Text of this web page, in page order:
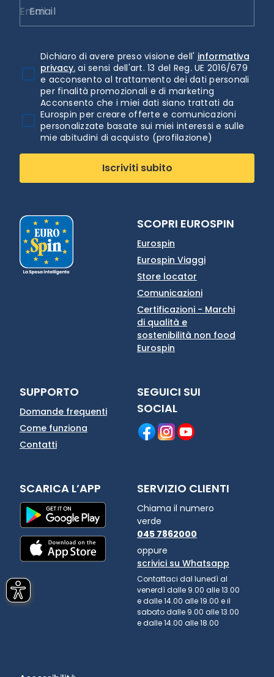
Email
Dichiaro di avere preso visione dell' informativa
privacy. ai sensi dell'art. 13 del Reg. UE 2016/679
e acconsento al trattamento dei dati personali
per finalità promozionali e di marketing
Acconsento che i miei dati siano trattati da
Eurospin per creare offerte e comunicazioni
personalizzate basate sui miei interessi e sulle
mie abitudini di acquisto (profilazione)
Iscriviti subito
SCOPRI EUROSPIN
Eurospin
Eurospin Viaggi
Store locator
Comunicazioni
Certificazioni - Marchi
di qualità e
sostenibilità non food
Eurospin
SUPPORTO
Domande frequenti
Come funziona
Contatti
SEGUICI SUI
SOCIAL
SCARICA L’APP SERVIZIO CLIENTI
Chiama il numero
verde
045 7862000
oppure
scrivici su Whatsapp
Contattaci dal lunedì al
venerdì dalle 9.00 alle 13.00
e dalle 14.00 alle 19.00 e il
sabato dalle 9.00 alle 13.00
e dalle 14.00 alle 18.00